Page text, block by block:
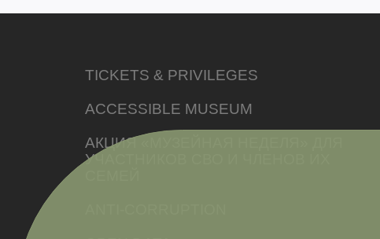
TICKETS & PRIVILEGES
ACCESSIBLE MUSEUM
АКЦИЯ «МУЗЕЙНАЯ НЕДЕЛЯ» ДЛЯ
УЧАСТНИКОВ СВО И ЧЛЕНОВ ИХ